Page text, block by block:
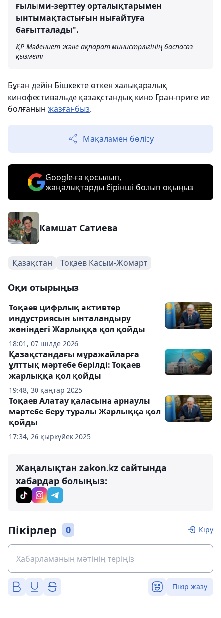
ғылыми-зерттеу орталықтарымен
ынтымақтастығын нығайтуға
бағытталады".
ҚР Мәдениет және ақпарат министрлігінің баспасөз
қызметі
Бұған дейін Бішкекте өткен халықаралық
кинофестивальде қазақстандық кино Гран-приге ие
болғанын жазғанбыз.
Мақаламен бөлісу
Google-ға қосылып,
жаңалықтарды бірінші болып оқыңыз
Камшат Сатиева
Қазақстан Тоқаев Касым-Жомарт
Оқи отырыңыз
18:01, 07 шілде 2026
Тоқаев цифрлық активтер
индустриясын ынталандыру
жөніндегі Жарлыққа қол қойды
19:48, 30 қаңтар 2025
Қазақстандағы мұражайларға
ұлттық мәртебе берілді: Тоқаев
жарлыққа қол қойды
17:34, 26 қыркүйек 2025
Тоқаев Алатау қаласына арнаулы
мәртебе беру туралы Жарлыққа қол
қойды
Жаңалықтан zakon.kz сайтында
хабардар болыңыз:
Пікірлер 0 Кіру
Пікір жазу